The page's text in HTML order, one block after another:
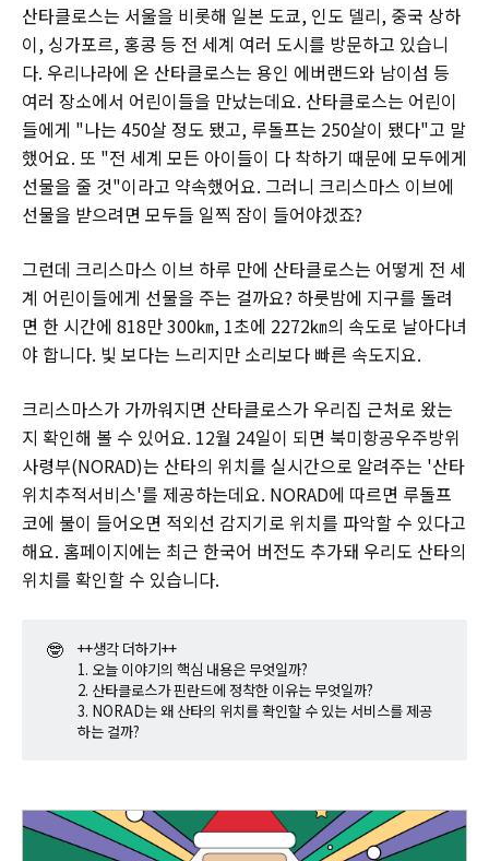
산타클로스는 서울을 비롯해 일본 도쿄, 인도 델리, 중국 상하
이, 싱가포르, 홍콩 등 전 세계 여러 도시를 방문하고 있습니
다. 우리나라에 온 산타클로스는 용인 에버랜드와 남이섬 등
여러 장소에서 어린이들을 만났는데요. 산타클로스는 어린이
들에게 "나는 450살 정도 됐고, 루돌프는 250살이 됐다"고 말
했어요. 또 "전 세계 모든 아이들이 다 착하기 때문에 모두에게
선물을 줄 것"이라고 약속했어요. 그러니 크리스마스 이브에
선물을 받으려면 모두들 일찍 잠이 들어야겠죠?
그런데 크리스마스 이브 하루 만에 산타클로스는 어떻게 전 세
계 어린이들에게 선물을 주는 걸까요? 하룻밤에 지구를 돌려
면 한 시간에 818만 300㎞, 1초에 2272㎞의 속도로 날아다녀
야 합니다. 빛 보다는 느리지만 소리보다 빠른 속도지요.
크리스마스가 가까워지면 산타클로스가 우리집 근처로 왔는
지 확인해 볼 수 있어요. 12월 24일이 되면 북미항공우주방위
사령부(NORAD)는 산타의 위치를 실시간으로 알려주는 '산타
위치추적서비스'를 제공하는데요. NORAD에 따르면 루돌프
코에 불이 들어오면 적외선 감지기로 위치를 파악할 수 있다고
해요. 홈페이지에는 최근 한국어 버전도 추가돼 우리도 산타의
위치를 확인할 수 있습니다.
🤓
++생각 더하기++
1. 오늘 이야기의 핵심 내용은 무엇일까?
2. 산타클로스가 핀란드에 정착한 이유는 무엇일까?
3. NORAD는 왜 산타의 위치를 확인할 수 있는 서비스를 제공
하는 걸까?